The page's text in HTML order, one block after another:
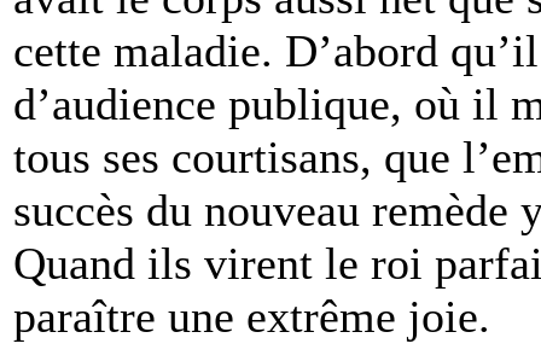
cette maladie. D’abord
d’audience publique, où il
tous ses courtisans, que
succès du nouveau
Quand ils virent le roi
paraître une extrême joie.